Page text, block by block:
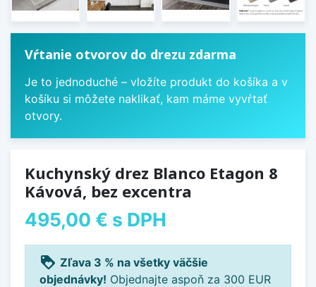
Vŕtanie otvorov do drezu zdarma
Je to jednoduché – vložíte produkt do košíka a v
košíku si môžete naklikať, kam máme vyvŕtať
otvory.
Kuchynský drez Blanco Etagon 8
Kávová, bez excentra
495,00 € s DPH
loyalty Zľava 3 % na všetky väčšie
objednávky! Objednajte aspoň za 300 EUR